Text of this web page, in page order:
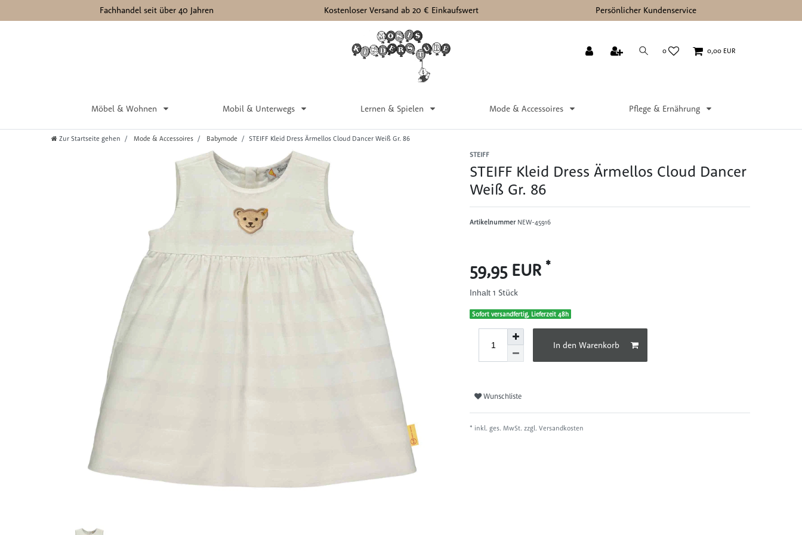
Fachhandel seit über 40 Jahren Kostenloser Versand ab 20 € Einkaufswert Persönlicher Kundenservice
0 0,00 EUR
Möbel & Wohnen Mobil & Unterwegs Lernen & Spielen Mode & Accessoires Pflege & Ernährung
Zur Startseite gehen Mode & Accessoires Babymode
STEIFF Kleid Dress Ärmellos Cloud Dancer Weiß Gr. 86
STEIFF
STEIFF Kleid Dress Ärmellos Cloud Dancer
Weiß Gr. 86
Artikelnummer NEW-45916
59,95 EUR *
Inhalt 1 Stück
Sofort versandfertig, Lieferzeit 48h
In den Warenkorb
Wunschliste
* inkl. ges. MwSt. zzgl. Versandkosten